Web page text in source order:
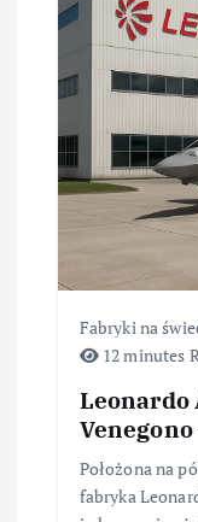
Fabryki na
12 minutes
Leonardo
Venegono
Położona na
fabryka